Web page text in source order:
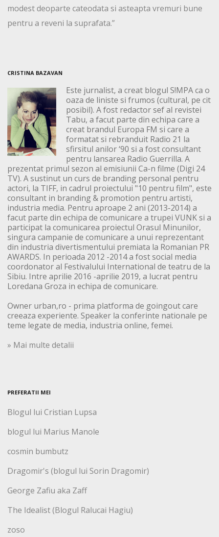
modest deoparte cateodata si asteapta vremuri bune
pentru a reveni la suprafata.”
CRISTINA BAZAVAN
Este jurnalist, a creat blogul S!MPA ca o
oaza de liniste si frumos (cultural, pe cit
posibil). A fost redactor sef al revistei
Tabu, a facut parte din echipa care a
creat brandul Europa FM si care a
formatat si rebranduit Radio 21 la
sfirsitul anilor ‘90 si a fost consultant
pentru lansarea Radio Guerrilla. A
prezentat primul sezon al emisiunii Ca-n filme (Digi 24
TV). A sustinut un curs de branding personal pentru
actori, la TIFF, in cadrul proiectului "10 pentru film", este
consultant in branding & promotion pentru artisti,
industria media. Pentru aproape 2 ani (2013-2014) a
facut parte din echipa de comunicare a trupei VUNK si a
participat la comunicarea proiectul Orasul Minunilor,
singura campanie de comunicare a unui reprezentant
din industria divertismentului premiata la Romanian PR
AWARDS. In perioada 2012 -2014 a fost social media
coordonator al Festivalului International de teatru de la
Sibiu. Intre aprilie 2016 -aprilie 2019, a lucrat pentru
Loredana Groza in echipa de comunicare.
Owner urban,ro - prima platforma de goingout care
creeaza experiente. Speaker la conferinte nationale pe
teme legate de media, industria online, femei.
» Mai multe detalii
PREFERATII MEI
Blogul lui Cristian Lupsa
blogul lui Marius Manole
cosmin bumbutz
Dragomir's (blogul lui Sorin Dragomir)
George Zafiu aka Zaff
The Idealist (Blogul Ralucai Hagiu)
zoso